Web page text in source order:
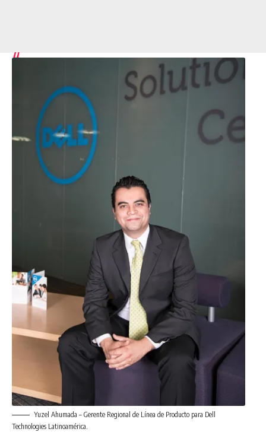
Yuzel Ahumada – Gerente Regional de Línea de Producto para Dell
Technologies Latinoamérica.